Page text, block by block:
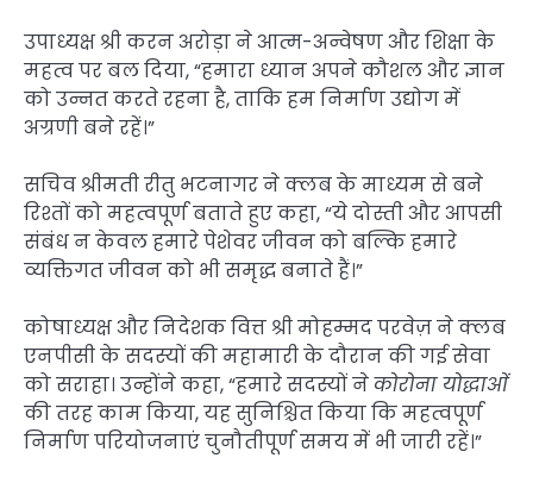
उपाध्यक्ष श्री करन अरोड़ा ने आत्म-अन्वेषण और शिक्षा के
महत्व पर बल दिया, “हमारा ध्यान अपने कौशल और ज्ञान
को उन्नत करते रहना है, ताकि हम निर्माण उद्योग में
अग्रणी बने रहें।”
सचिव श्रीमती रीतु भटनागर ने क्लब के माध्यम से बने
रिश्तों को महत्वपूर्ण बताते हुए कहा, “ये दोस्ती और आपसी
संबंध न केवल हमारे पेशेवर जीवन को बल्कि हमारे
व्यक्तिगत जीवन को भी समृद्ध बनाते हैं।”
कोषाध्यक्ष और निदेशक वित्त श्री मोहम्मद परवेज़ ने क्लब
एनपीसी के सदस्यों की महामारी के दौरान की गई सेवा
को सराहा। उन्होंने कहा, “हमारे सदस्यों नेकोरोना योद्धाओं
की तरह काम किया, यह सुनिश्चित किया कि महत्वपूर्ण
निर्माण परियोजनाएं चुनौतीपूर्ण समय में भी जारी रहें।”